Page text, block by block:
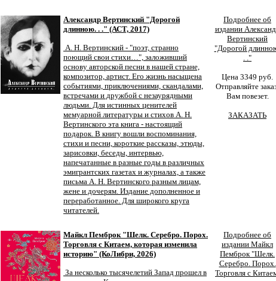
Александр Вертинский "Дорогой
длинною. . ." (АСТ, 2017)
А. Н. Вертинский - "поэт, странно
поющий свои стихи…", заложивший
основу авторской песни в нашей стране,
композитор, артист. Его жизнь насыщена
событиями, приключениями, скандалами,
встречами и дружбой с незаурядными
людьми. Для истинных ценителей
мемуарной литературы и стихов А. Н.
Вертинского эта книга - настоящий
подарок. В книгу вошли воспоминания,
стихи и песни, короткие рассказы, этюды,
зарисовки, беседы, интервью,
напечатанные в разные годы в различных
эмигрантских газетах и журналах, а также
письма А. Н. Вертинского разным лицам,
жене и дочерям. Издание дополненное и
переработанное. Для широкого круга
читателей.
Подробнее об
издании
Вертинский
"Дорогой
. ."
Цена 3349 руб.
Отправляйте
Вам повезет.
ЗАКАЗАТЬ
Майкл Пемброк "Шелк. Серебро. Порох.
Торговля с Китаем, которая изменила
историю" (КоЛибри, 2026)
За несколько тысячелетий Запад прошел в
Подробнее об
издании Майкл
Пемброк "Шелк.
Серебро. Порох.
Торговля с